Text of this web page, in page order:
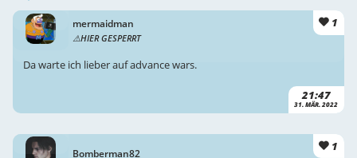
mermaidman
HIER GESPERRT
1
21:47
31. MÄR. 2022
Da warte ich lieber auf advance wars.
Bomberman82
1